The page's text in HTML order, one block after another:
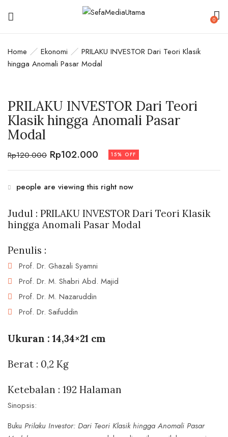
0
Home Ekonomi
PRILAKU INVESTOR Dari Teori Klasik
hingga Anomali Pasar Modal
PRILAKU INVESTOR Dari Teori
Klasik hingga Anomali Pasar
Modal
Rp120.000 Rp102.000 15% OFF
people are viewing this right now
Judul : PRILAKU INVESTOR Dari Teori Klasik
hingga Anomali Pasar Modal
Penulis :
Prof. Dr. Ghazali Syamni
Prof. Dr. M. Shabri Abd. Majid
Prof. Dr. M. Nazaruddin
Prof. Dr. Saifuddin
Ukuran : 14,34×21 cm
Berat : 0,2 Kg
Ketebalan : 192 Halaman
Sinopsis:
Buku Prilaku Investor: Dari Teori Klasik hingga Anomali Pasar
INVESTOR DARI TEORI KLASIK
Your email address will not be published.
Required fields are marked*